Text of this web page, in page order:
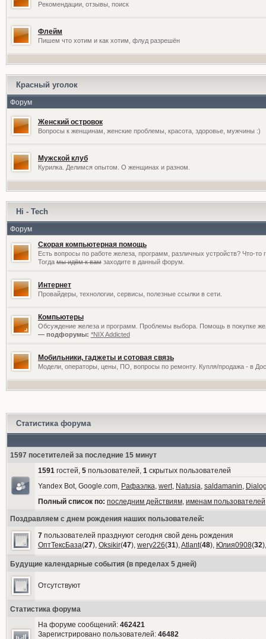
Рекомендации, отзывы, поиск
Флейм
Пишем что хотим и как хотим, флуд разрешён
Красный уголок
Форум
Женский островок
Вопросы к женщинам, женские проблемы, красота, здоровье, мужчины :)
Мужской клуб
Курилка. Делимся опытом. О женщинах и разном.
Hi - Tech
Форум
Скорая компьютерная помощь
Есть вопросы по работе железа, программ, различных устройств? Что-то
Тогдамы идём к вамзаходите в данный форум.
Интернет
Провайдеры, технологии, сервисы, полезные ссылки в сети.
Компьютеры
Обсуждение железа и программ. Проблемы выбора. Помощь в покупке
— подфорумы: *NIX Addicted
Мобильники, гаджеты и сотовая связь
Модели, операторы, цены, ПО, вопросы по ремонту. Купля/продажа - в
Статистика форума
1597 посетителей за последние 15 минут
1591гостей, 5пользователей, 1скрытых пользователей
Yandex Bot, Google.com, Рафаэлка, wert, Natusia, saldamanin,
Полный список по: последним действиям, именам пользователей
Поздравляем с днем рождения наших пользователей:
7пользователей празднуют сегодня свой день рождения
ОптТексБаза(27), Oksikir(47), wery226(31),Atlant(48), Юлия0908(32
Будущие календарные события (в пределах 5 дней)
Отсутствуют
Статистика форума
На форуме сообщений: 462421
Зарегистрировано пользователей: 46482